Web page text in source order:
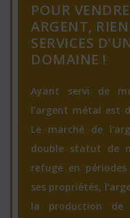
POUR
ARGENT,
SERVICES
DOMAINE !
Ayant servi de
l’argent métal est
Le marché de
double statut de
refuge en
ses propriétés,
la production